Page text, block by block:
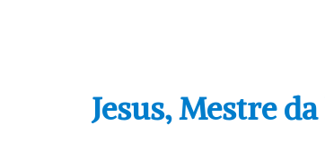
Jesus, Mestre